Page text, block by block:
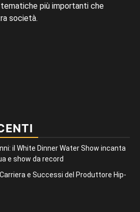
più importanti che
società.
il White Dinner Water Show incanta
e show da record
e Successi del Produttore Hip-